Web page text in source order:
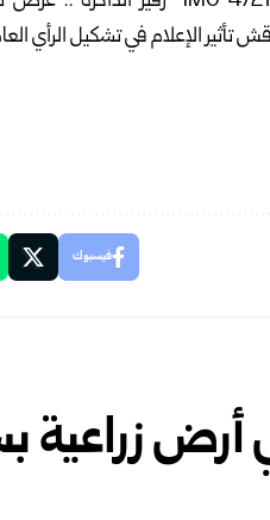
فيسبوك
أرض زراعية